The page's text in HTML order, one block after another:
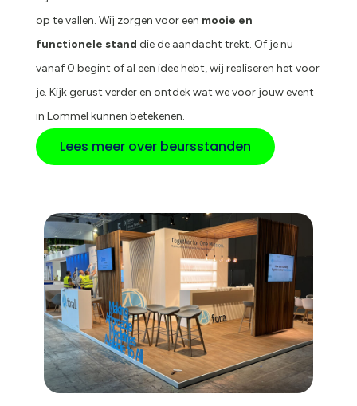
op te vallen. Wij zorgen voor een mooie en
functionele stand die de aandacht trekt. Of je nu
vanaf 0 begint of al een idee hebt, wij realiseren het voor
je. Kijk gerust verder en ontdek wat we voor jouw event
in Lommel kunnen betekenen.
Lees meer over beursstanden